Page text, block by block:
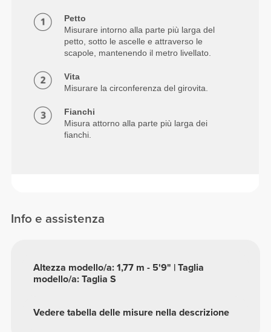
Petto
Misurare intorno alla parte più larga del
petto, sotto le ascelle e attraverso le
scapole, mantenendo il metro livellato.
Vita
Misurare la circonferenza del girovita.
Fianchi
Misura attorno alla parte più larga dei
fianchi.
Info e assistenza
Vedere tabella delle misure nella descrizione
Altezza modello/a: 1,77 m - 5'9" | Taglia
modello/a: Taglia S